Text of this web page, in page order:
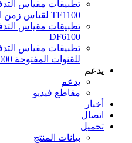
تطبيقات مقياس
TF1100 لقياس زمن العبور
تطبيقات مقياس
DF6100
تطبيقات مقياس
للقنوات المفتوحة DOF6000
يدعم
يدعم
مقاطع فيديو
أخبار
اتصال
تحميل
بيانات المنتج